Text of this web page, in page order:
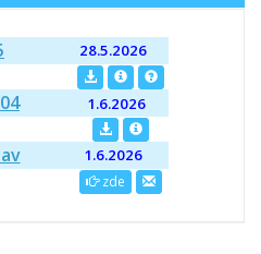
28.5.2026
1.6.2026
1.6.2026
zde